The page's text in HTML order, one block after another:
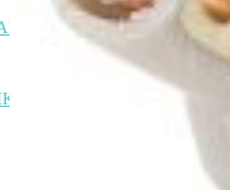
ПРИЕМА